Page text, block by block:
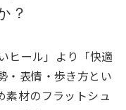
？
ヒール」より「快適
・表情・歩き方とい
素材のフラットシュ